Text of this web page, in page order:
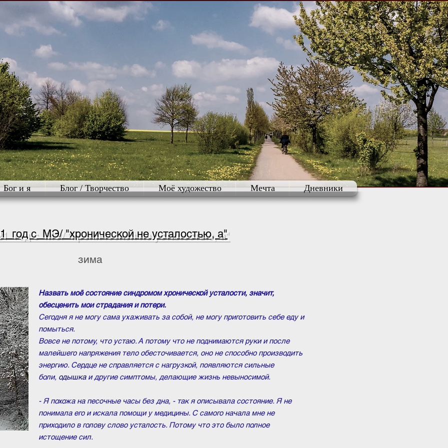
Бог и я Блог / Творчество Моё художество Мечта Дневники
год с МЭ/ "хронической не усталостью, а"
зима
Назвать моё состояние синдромом хронической усталости, значит,
обесценить мои страдания и потери.
Сегодня я не могу сама ухаживать за собой, не могу приготовить себе еду и
помыться.
Вовсе не потому, что устаю. А потому что не поднимаются руки и после
малейшего напряжения тело обесточивается, оно не способно производить
энергию. Сердце не справляется с нагрузкой, появляются сильные
боли, одышкаи другие симптомы, делающие жизнь невыносимой.
- Я похожа на песочные часы без дна, - так я описывала состояние. Я не
понимала его и искала помощи у медицины. С самого начала мне не
приходило в голову слово усталость. Потому что это было полное
истощение сил.